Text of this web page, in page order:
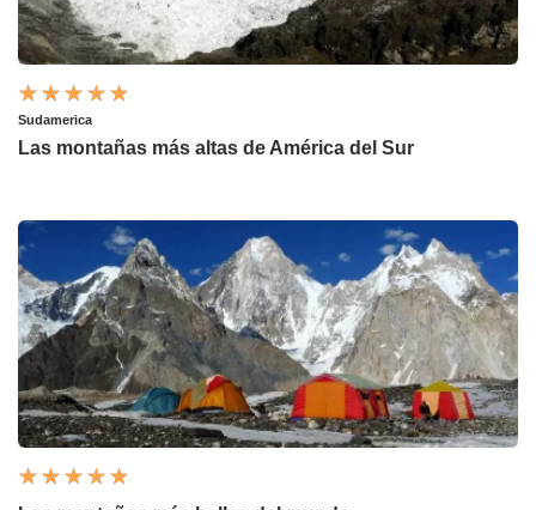
Sudamerica
Las montañas más altas de América del Sur